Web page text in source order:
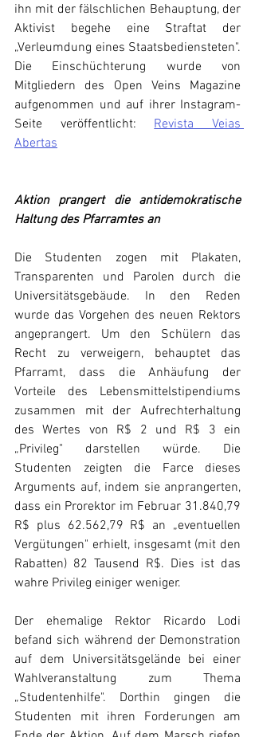
ihn mit der fälschlichen Behauptung, der
Aktivist begehe eine Straftat der
„Verleumdung eines Staatsbediensteten".
Die Einschüchterung wurde von
Mitgliedern des Open Veins Magazine
aufgenommen und auf ihrer Instagram-
Seite veröffentlicht: Revista Veias
Abertas
Aktion prangert die antidemokratische
Haltung des Pfarramtes an
Die Studenten zogen mit Plakaten,
Transparenten und Parolen durch die
Universitätsgebäude. In den Reden
wurde das Vorgehen des neuen Rektors
angeprangert. Um den Schülern das
Recht zu verweigern, behauptet das
Pfarramt, dass die Anhäufung der
Vorteile des Lebensmittelstipendiums
zusammen mit der Aufrechterhaltung
des Wertes von R$ 2 und R$ 3 ein
„Privileg" darstellen würde. Die
Studenten zeigten die Farce dieses
Arguments auf, indem sie anprangerten,
dass ein Prorektor im Februar 31.840,79
R$ plus 62.562,79 R$ an „eventuellen
Vergütungen" erhielt, insgesamt (mit den
Rabatten) 82 Tausend R$. Dies ist das
wahre Privileg einiger weniger.
Der ehemalige Rektor Ricardo Lodi
befand sich während der Demonstration
auf dem Universitätsgelände bei einer
Wahlveranstaltung zum Thema
„Studentenhilfe". Dorthin gingen die
Studenten mit ihren Forderungen am